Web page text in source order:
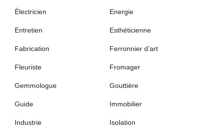
Électricien Energie
Entretien Esthéticienne
Fabrication Ferronnier d’art
Fleuriste Fromager
Gemmologue Gouttière
Guide Immobilier
Industrie Isolation